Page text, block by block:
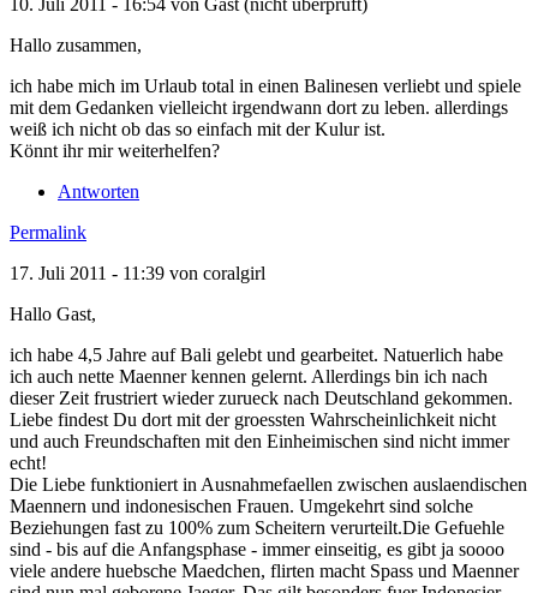
10. Juli 2011 - 16:54 von Gast (nicht überprüft)
Hallo zusammen,
ich habe mich im Urlaub total in einen Balinesen verliebt und spiele
mit dem Gedanken vielleicht irgendwann dort zu leben. allerdings
weiß ich nicht ob das so einfach mit der Kulur ist.
Könnt ihr mir weiterhelfen?
Antworten
Permalink
17. Juli 2011 - 11:39 von coralgirl
Hallo Gast,
ich habe 4,5 Jahre auf Bali gelebt und gearbeitet. Natuerlich habe
ich auch nette Maenner kennen gelernt. Allerdings bin ich nach
dieser Zeit frustriert wieder zurueck nach Deutschland gekommen.
Liebe findest Du dort mit der groessten Wahrscheinlichkeit nicht
und auch Freundschaften mit den Einheimischen sind nicht immer
echt!
Die Liebe funktioniert in Ausnahmefaellen zwischen auslaendischen
Maennern und indonesischen Frauen. Umgekehrt sind solche
Beziehungen fast zu 100% zum Scheitern verurteilt.Die Gefuehle
sind - bis auf die Anfangsphase - immer einseitig, es gibt ja soooo
viele andere huebsche Maedchen, flirten macht Spass und Maenner